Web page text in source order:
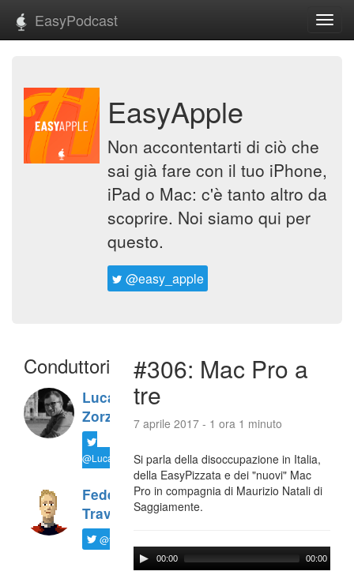
EasyPodcast
EasyApple
Non accontentarti di ciò che
sai già fare con il tuo iPhone,
iPad o Mac: c'è tanto altro da
scoprire. Noi siamo qui per
questo.
@easy_apple
Conduttori
Luca
Zorzi
@LucaTNT
Federico
Travaini
@ftrava
#306: Mac Pro a
tre
7 aprile 2017 - 1 ora 1 minuto
Si parla della disoccupazione in Italia,
della EasyPizzata e dei "nuovi" Mac
Pro in compagnia di Maurizio Natali di
Saggiamente.
00:00 00:00